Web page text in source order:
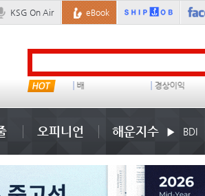
KSG On Air eBook
컨테이너 임대사 배 경상이익
오피니언 해운지수 BDI